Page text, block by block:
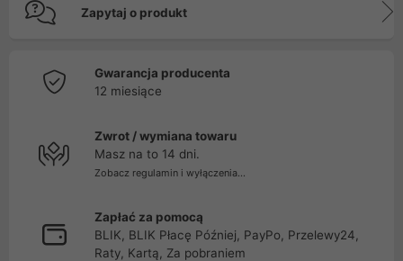
Zapytaj o produkt
Gwarancja producenta
12 miesiące
Zwrot / wymiana towaru
Masz na to 14 dni.
Zobacz regulamin i wyłączenia...
Zapłać za pomocą
BLIK, BLIK Płacę Później, PayPo, Przelewy24,
Raty, Kartą, Za pobraniem